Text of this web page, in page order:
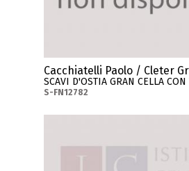
Cacchiatelli Paolo / Cleter
SCAVI D'OSTIA GRAN CELLA
S-FN12782